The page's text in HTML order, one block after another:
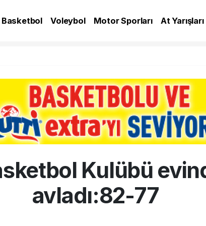
Basketbol Voleybol Motor Sporları At Yarışları
Kulübü
avladı:82-77